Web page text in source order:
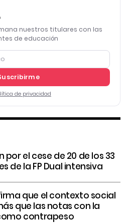
nuestros titulares con las
de educación
de privacidad
por el cese de 20 de los 33
de la FP Dual intensiva
que el contexto social
que las notas con la
contrapeso